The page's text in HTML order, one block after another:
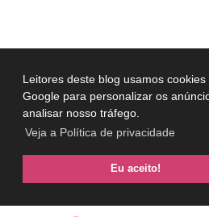
Leitores deste blog usamos cookies
Google para personalizar os
analisar nosso tráfego.
Veja a Política de privacidade
Eu aceito!
Only Inspirations
Amamos as dicas, são
beijos
http://